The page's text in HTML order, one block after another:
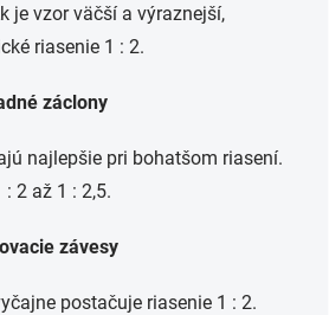
je vzor väčší a výraznejší,
riasenie 1 : 2.
záclony
najlepšie pri bohatšom riasení.
2 až 1 : 2,5.
závesy
postačuje riasenie 1 : 2.